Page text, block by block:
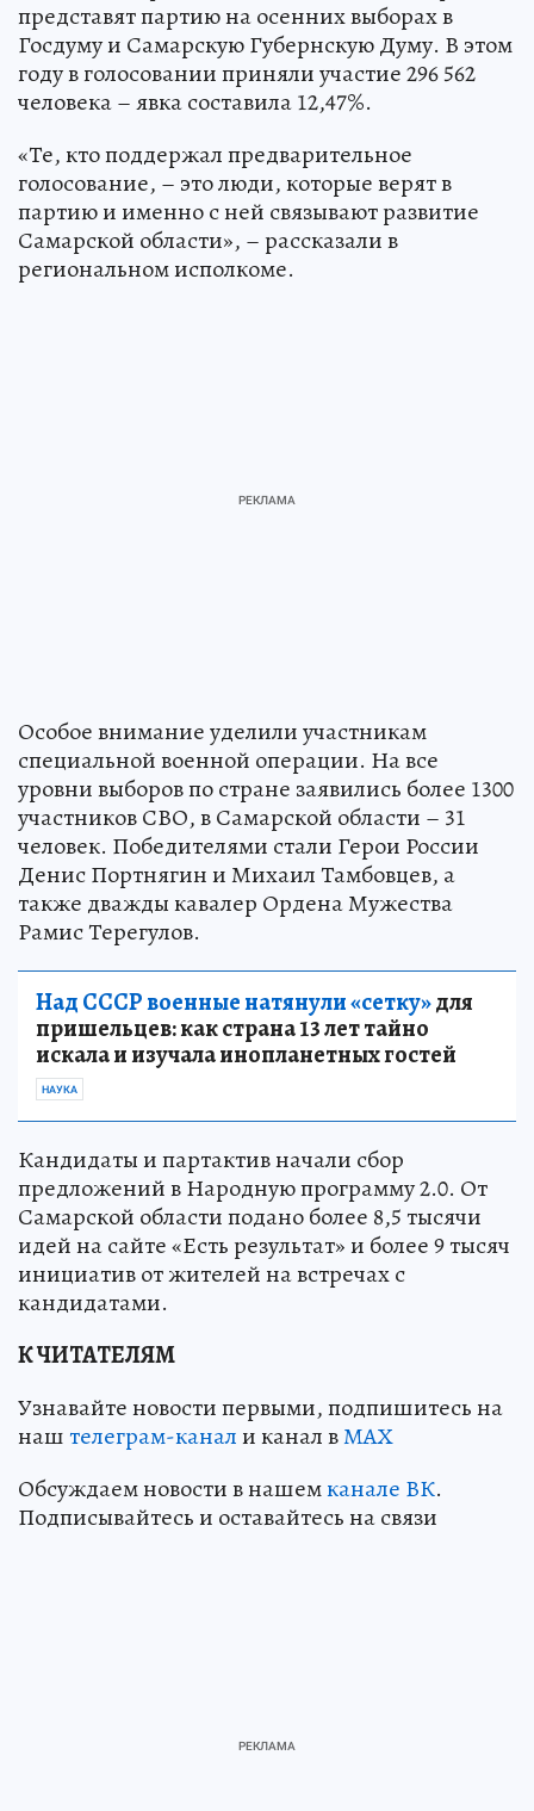
представят партию на осенних выборах в
Госдуму и Самарскую Губернскую Думу. В этом
году в голосовании приняли участие 296 562
человека – явка составила 12,47%.
«Те, кто поддержал предварительное
голосование, – это люди, которые верят в
партию и именно с ней связывают развитие
Самарской области», – рассказали в
региональном исполкоме.
Особое внимание уделили участникам
специальной военной операции. На все
уровни выборов по стране заявились более 1300
участников СВО, в Самарской области – 31
человек. Победителями стали Герои России
Денис Портнягин и Михаил Тамбовцев, а
также дважды кавалер Ордена Мужества
Рамис Терегулов.
Над СССР военные натянули «сетку»для
пришельцев: как страна 13 лет тайно
искала и изучала инопланетных гостей
НАУКА
Кандидаты и партактив начали сбор
предложений в Народную программу 2.0. От
Самарской области подано более 8,5 тысячи
идей на сайте «Есть результат» и более 9 тысяч
инициатив от жителей на встречах с
кандидатами.
К ЧИТАТЕЛЯМ
Узнавайте новости первыми, подпишитесь на
наштелеграм-канали канал вМАХ
Обсуждаем новости в нашемканале ВК.
Подписывайтесь и оставайтесь на связи